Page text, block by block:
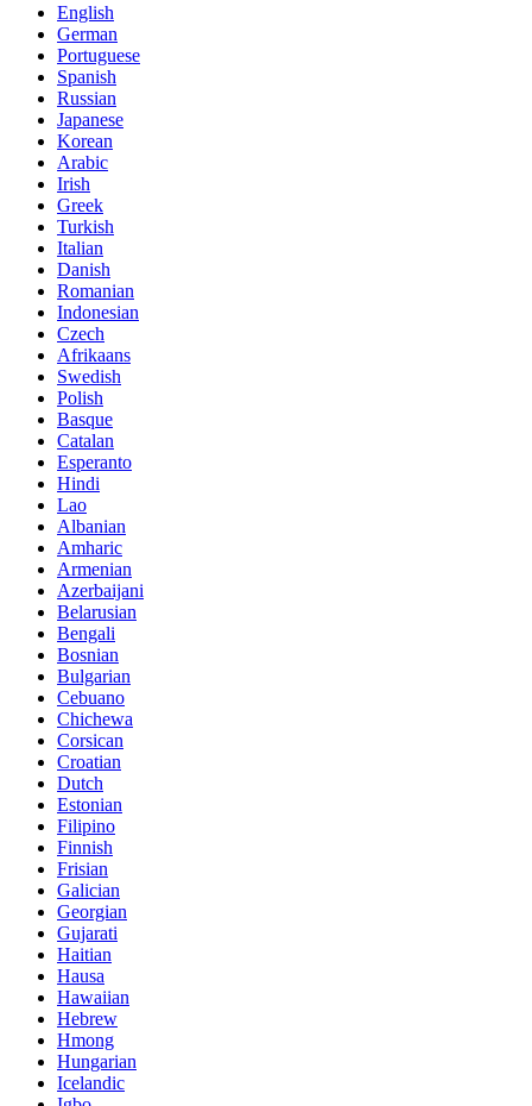
English
German
Portuguese
Spanish
Russian
Japanese
Korean
Arabic
Irish
Greek
Turkish
Italian
Danish
Romanian
Indonesian
Czech
Afrikaans
Swedish
Polish
Basque
Catalan
Esperanto
Hindi
Lao
Albanian
Amharic
Armenian
Azerbaijani
Belarusian
Bengali
Bosnian
Bulgarian
Cebuano
Chichewa
Corsican
Croatian
Dutch
Estonian
Filipino
Finnish
Frisian
Galician
Georgian
Gujarati
Haitian
Hausa
Hawaiian
Hebrew
Hmong
Hungarian
Icelandic